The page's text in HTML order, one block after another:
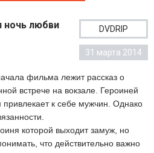
ночь любви
DVDRIP
31 марта 2014
фильма лежит рассказ о
встрече на вокзале. Героиней
к себе мужчин. Однако
которой выходит замуж, но
что действительно важно